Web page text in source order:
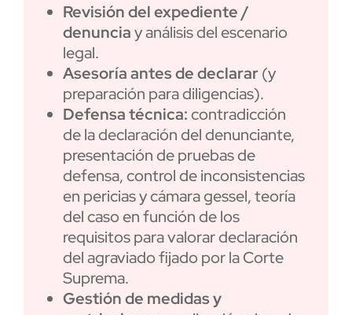
Revisión del expediente /
denunciay análisis del escenario
legal.
Asesoría antes de declarar(y
preparación para diligencias).
Defensa técnica:contradicción
de la declaración del denunciante,
presentación de pruebas de
defensa, control de inconsistencias
en pericias y cámara gessel, teoría
del caso en función de los
requisitos para valorar declaración
del agraviado fijado por la Corte
Suprema.
Gestión de medidas y